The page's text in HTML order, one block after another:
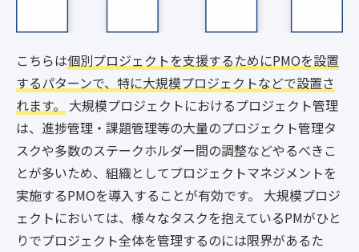
こちらは個別プロジェクトを支援するためにPMOを設置
するパターンで、特に大規模プロジェクトなどで設置さ
れます。
大規模プロジェクトにおけるプロジェクト管理
は、進捗管理・課題管理等の大量のプロジェクト管理タ
スクや多数のステークホルダー間の調整などやるべきこ
とが多いため、組織としてプロジェクトマネジメントを
実施するPMOを導入することが有効です。 大規模プロジ
ェクトにおいては、様々なタスクを抱えているPMがひと
りでプロジェクト全体を管理するのには限界があるた